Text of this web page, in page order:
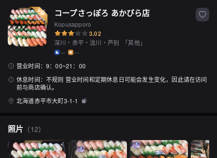
コープさっぽろ あかびら店
Kopusapporo
3.02
深川・赤平・泷川・芦别 「其他」
--
--
营业时间： 9：00~21：00
休息时间： 不规则 营业时间和定期休息日可能会发生变化，因此请在访问
前与商店确认。
北海道赤平市大町3-1-1
照片 （12）